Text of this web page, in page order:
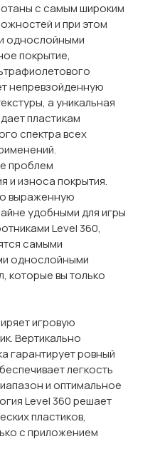
с самым широким
и при этом
однослойными
покрытие,
непревзойденную
а уникальная
пластикам
спектра всех
проблем
и износа покрытия.
выраженную
удобными для игры
Level 360,
самыми
однослойными
которые вы только
игровую
Вертикально
гарантирует ровный
легкость
и оптимальное
Level 360 решает
пластиков,
с приложением